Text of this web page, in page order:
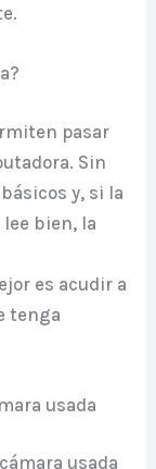
pasar
Sin
y, si la
bien, la
es acudir a
tenga
usada
usada